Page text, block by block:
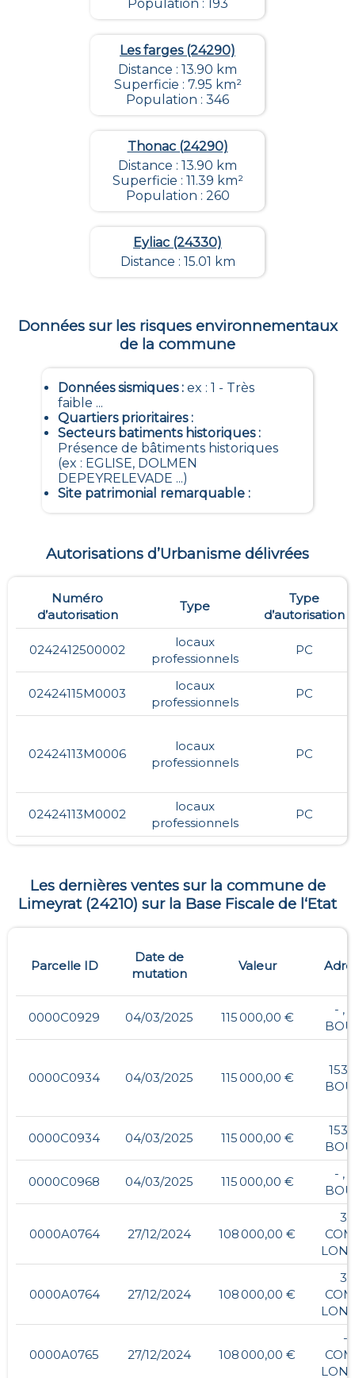
Population : 193
Les farges (24290)
Distance : 13.90 km
Superficie : 7.95 km²
Population : 346
Thonac (24290)
Distance : 13.90 km
Superficie : 11.39 km²
Population : 260
Eyliac (24330)
Distance : 15.01 km
Données sur les risques environnementaux
de la commune
Données sismiques: ex : 1 - Très
faible ...
Quartiers prioritaires:
Secteurs batiments historiques:
Présence de bâtiments historiques
(ex : EGLISE, DOLMEN
DEPEYRELEVADE ...)
Site patrimonial remarquable:
Autorisations d’Urbanisme délivrées
Numéro
d’autorisation
Type
Type
d’autorisation
0242412500002
locaux
professionnels
PC
02424115M0003
locaux
professionnels
PC
02424113M0006
locaux
professionnels
PC
02424113M0002
locaux
professionnels
PC
Les dernières ventes sur la commune de
Limeyrat(24210) sur la Base Fiscale de l‘Etat
Parcelle ID
Date de
mutation
Valeur
0000C0929 04/03/2025 115 000,00 €
- ,
0000C0934 04/03/2025 115 000,00 €
153,
0000C0934 04/03/2025 115 000,00 €
153,
0000C0968 04/03/2025 115 000,00 €
- ,
0000A0764 27/12/2024 108 000,00 €
0000A0764 27/12/2024 108 000,00 €
0000A0765 27/12/2024 108 000,00 €
- ,